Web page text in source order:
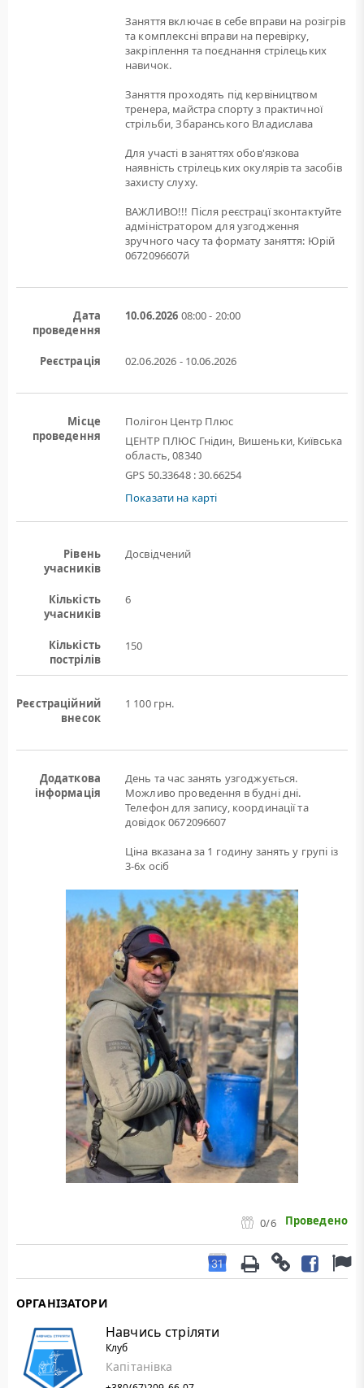
Заняття включає в себе вправи на розігрів
та комплексні вправи на перевірку,
закріплення та поєднання стрілецьких
навичок.
Заняття проходять під кервіництвом
тренера, майстра спорту з практичної
стрільби, Збаранського Владислава
Для участі в заняттях обов'язкова
наявність стрілецьких окулярів та засобів
захисту слуху.
ВАЖЛИВО!!! Після реєстрацї зконтактуйте
адміністратором для узгодження
зручного часу та формату заняття: Юрій
0672096607й
Дата
проведення
10.06.2026 08:00 - 20:00
Реєстрація 02.06.2026 - 10.06.2026
Місце
проведення
Полігон Центр Плюс
ЦЕНТР ПЛЮС Гнідин, Вишеньки, Київська
область, 08340
GPS 50.33648 : 30.66254
Показати на карті
Рівень
учасників
Досвідчений
Кількість
учасників
6
Кількість
пострілів
150
Реєстраційний
внесок
1 100 грн.
Додаткова
інформація
День та час занять узгоджується.
Можливо проведення в будні дні.
Телефон для запису, координації та
довідок 0672096607
Ціна вказана за 1 годину занять у групі із
3-6х осіб
0/6 Проведено
ОРГАНІЗАТОРИ
Навчись стріляти
Клуб
Капітанівка